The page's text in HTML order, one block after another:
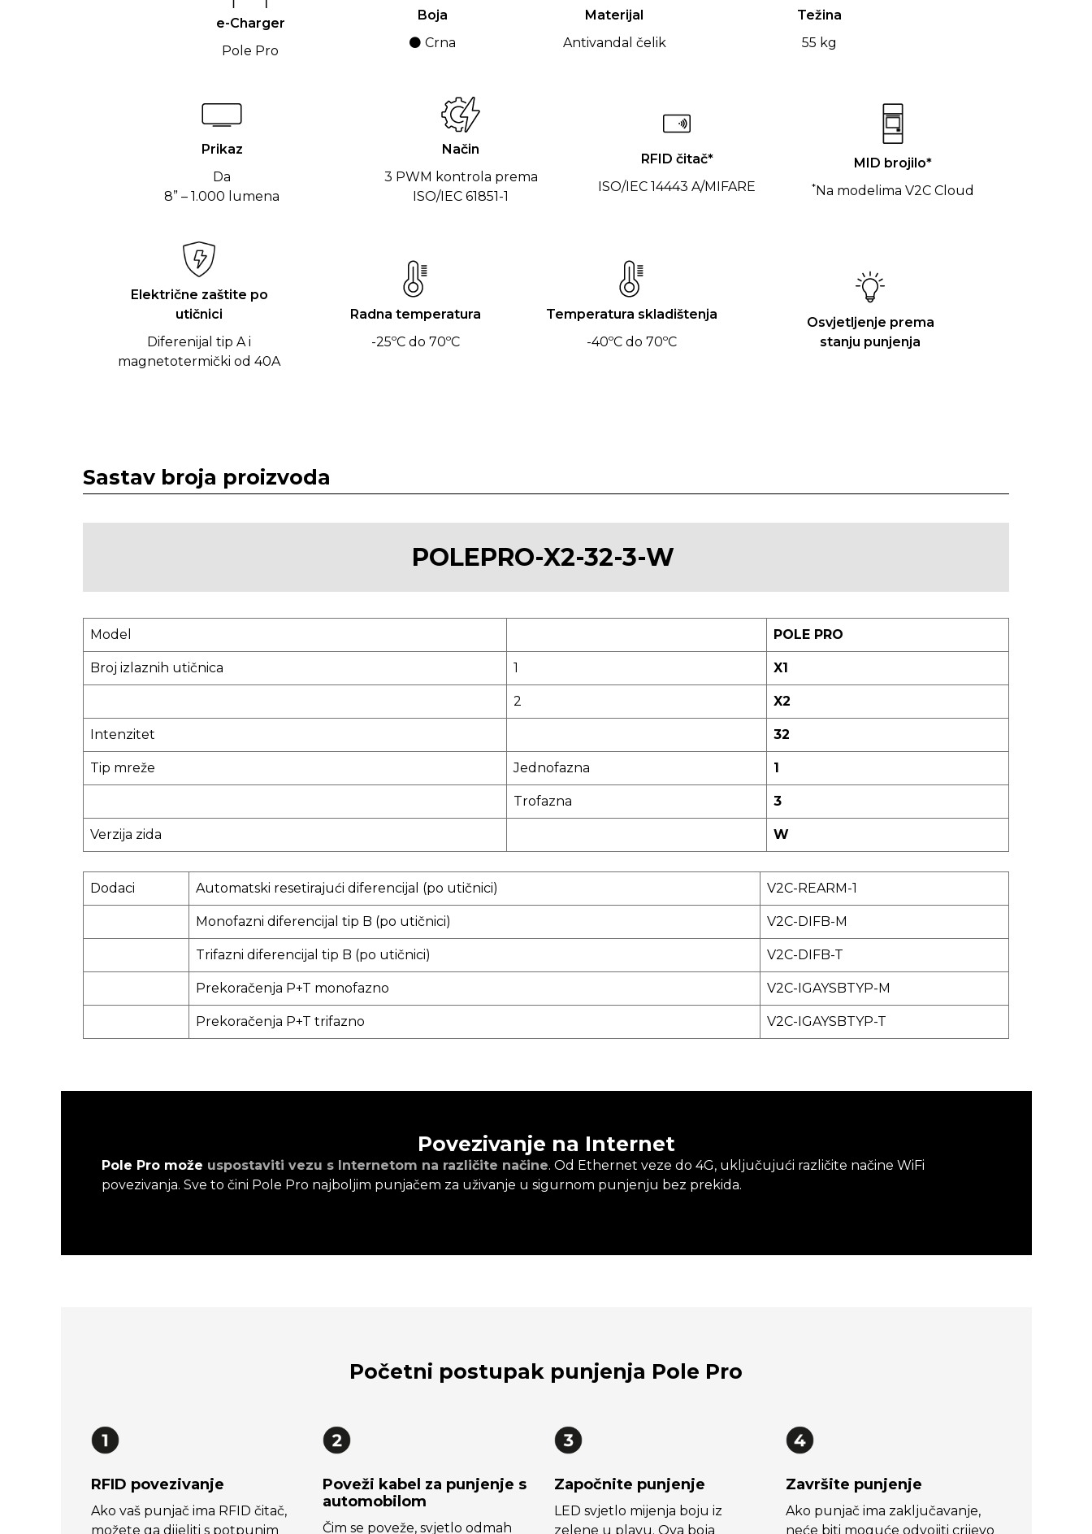
e-Charger
Pole Pro
Boja
⚫ Crna
Materijal
Antivandal čelik
Težina
55 kg
Prikaz
Da
8” – 1.000 lumena
Način
3 PWM kontrola prema
ISO/IEC 61851-1
RFID čitač*
ISO/IEC 14443 A/MIFARE
MID brojilo*
*Na modelima V2C Cloud
Električne zaštite po
utičnici
Diferenijal tip A i
magnetotermički od 40A
Radna temperatura
-25ºC do 70ºC
Temperatura skladištenja
-40ºC do 70ºC
Osvjetljenje prema
stanju punjenja
Sastav broja proizvoda
POLEPRO-X2-32-3-W
Model POLE PRO
Broj izlaznih utičnica 1 X1
2 X2
Intenzitet 32
Tip mreže Jednofazna 1
Trofazna 3
Verzija zida W
Dodaci Automatski resetirajući diferencijal (po utičnici) V2C-REARM-1
Monofazni diferencijal tip B (po utičnici) V2C-DIFB-M
Trifazni diferencijal tip B (po utičnici) V2C-DIFB-T
Prekoračenja P+T monofazno V2C-IGAYSBTYP-M
Prekoračenja P+T trifazno V2C-IGAYSBTYP-T
Povezivanje na Internet
Pole Pro može uspostaviti vezu s Internetom na različite načine. Od Ethernet veze do 4G, uključujući različite načine WiFi
povezivanja. Sve to čini Pole Pro najboljim punjačem za uživanje u sigurnom punjenju bez prekida.
Početni postupak punjenja Pole Pro
RFID povezivanje
Ako vaš punjač ima RFID čitač,
možete ga dijeliti s potpunim
Poveži kabel za punjenje s
automobilom
Čim se poveže, svjetlo odmah
Započnite punjenje
LED svjetlo mijenja boju iz
zelene u plavu. Ova boja
Završite punjenje
Ako punjač ima zaključavanje,
neće biti moguće odvojiti crijevo